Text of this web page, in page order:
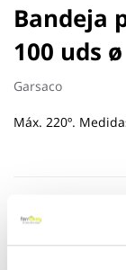
Bandeja
100 uds
Garsaco
Máx. 220º.
Saltar
al
comienzo
de
la
de